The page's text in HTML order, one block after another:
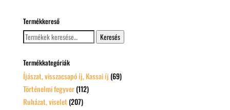
Termékkereső
Keresés
a
Keresés
Termékkategóriák
Íjászat, visszacsapó íj, Kassai íj (69)
Történelmi fegyver (112)
Ruházat, viselet (207)